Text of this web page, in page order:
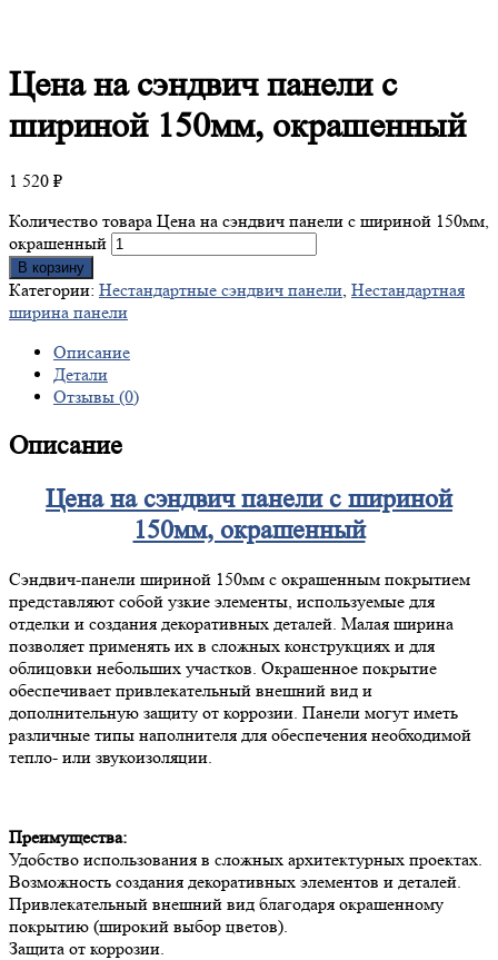
Ценана сэндвич панели с
шириной 150мм, окрашенный
1 520 ₽
Количество товара Цена на сэндвич панели с шириной 150мм,
окрашенный
В корзину
Категории: Нестандартные сэндвич панели, Нестандартная
ширина панели
Описание
Детали
Отзывы (0)
Описание
Цена на сэндвич панели с шириной
150мм, окрашенный
Сэндвич-панели шириной 150мм с окрашенным покрытием
представляют собой узкие элементы, используемые для
отделки и создания декоративных деталей. Малая ширина
позволяет применять их в сложных конструкциях и для
облицовки небольших участков. Окрашенное покрытие
обеспечивает привлекательный внешний вид и
дополнительную защиту от коррозии. Панели могут иметь
различные типы наполнителя для обеспечения необходимой
тепло- или звукоизоляции.
Преимущества:
Удобство использования в сложных архитектурных проектах.
Возможность создания декоративных элементов и деталей.
Привлекательный внешний вид благодаря окрашенному
покрытию (широкий выбор цветов).
Защита от коррозии.